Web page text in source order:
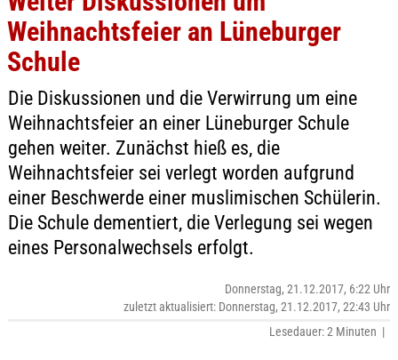
Weihnachtsfeier an Lüneburger
Schule
Die Diskussionen und die Verwirrung um eine
Weihnachtsfeier an einer Lüneburger Schule
gehen weiter. Zunächst hieß es, die
Weihnachtsfeier sei verlegt worden aufgrund
einer Beschwerde einer muslimischen Schülerin.
Die Schule dementiert, die Verlegung sei wegen
eines Personalwechsels erfolgt.
Donnerstag, 21.12.2017, 6:22 Uhr
zuletzt aktualisiert: Donnerstag, 21.12.2017, 22:43 Uhr
Lesedauer: 2 Minuten |